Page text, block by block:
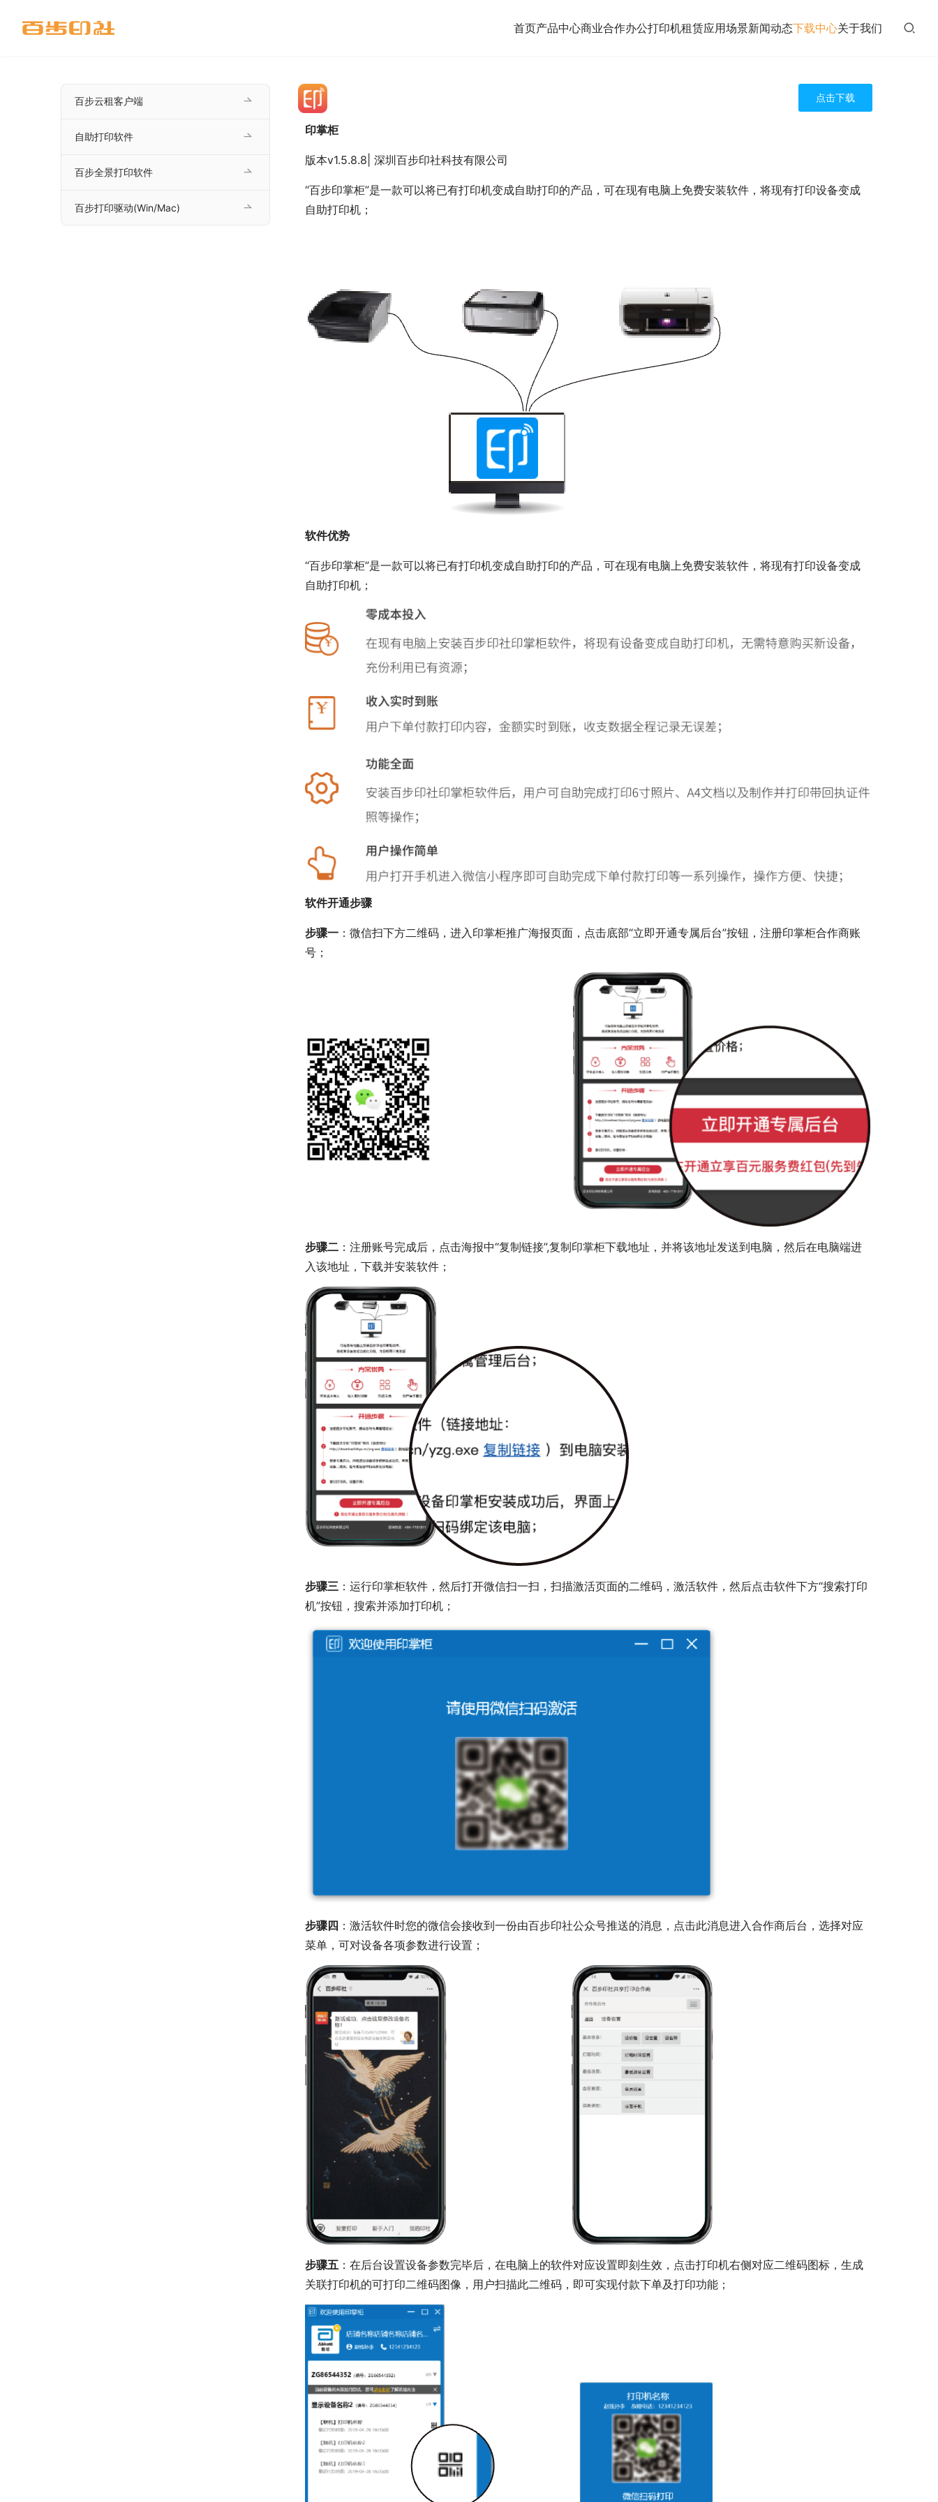
首页产品中心商业合作办公打印机租赁应用场景新闻动态下载中心关于我们
点击下载
印掌柜
版本v1.5.8.8| 深圳百步印社科技有限公司
“百步印掌柜”是一款可以将已有打印机变成自助打印的产品，可在现有电脑上免费安装软件，将现有打印设备变成
自助打印机；
软件优势
“百步印掌柜”是一款可以将已有打印机变成自助打印的产品，可在现有电脑上免费安装软件，将现有打印设备变成
自助打印机；
软件开通步骤
步骤一 ：微信扫下方二维码，进入印掌柜推广海报页面，点击底部“立即开通专属后台”按钮，注册印掌柜合作商账
号；
步骤二 ：注册账号完成后，点击海报中“复制链接”,复制印掌柜下载地址，并将该地址发送到电脑，然后在电脑端进
入该地址，下载并安装软件；
步骤三 ：运行印掌柜软件，然后打开微信扫一扫，扫描激活页面的二维码，激活软件，然后点击软件下方“搜索打印
机”按钮，搜索并添加打印机；
步骤四 ：激活软件时您的微信会接收到一份由百步印社公众号推送的消息，点击此消息进入合作商后台，选择对应
菜单，可对设备各项参数进行设置；
步骤五 ：在后台设置设备参数完毕后，在电脑上的软件对应设置即刻生效，点击打印机右侧对应二维码图标，生成
关联打印机的可打印二维码图像，用户扫描此二维码，即可实现付款下单及打印功能；
百步云租客户端
自助打印软件
百步全景打印软件
百步打印驱动(Win/Mac)